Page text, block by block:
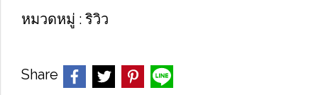
หมวดหมู่ : ริวิว
Share